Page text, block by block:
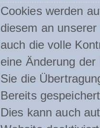
Cookies werden
diesem an
auch die volle
eine Änderung
Sie die
Bereits
Dies kann auch